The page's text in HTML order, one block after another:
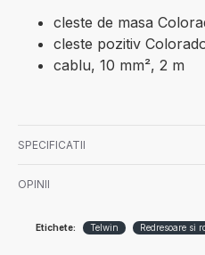
cleste de masa
cleste pozitiv
cablu, 10 mm², 2 m
SPECIFICATII
OPINII
Etichete: Telwin Redresoare si